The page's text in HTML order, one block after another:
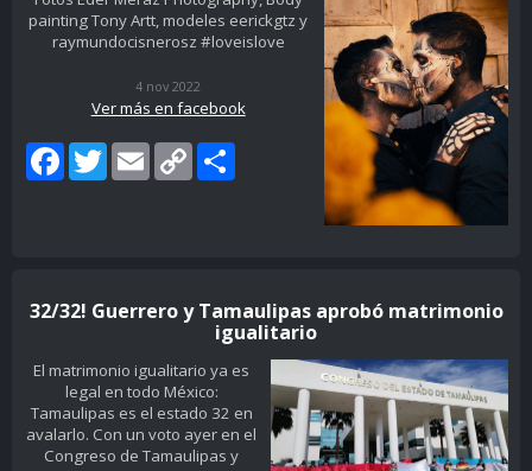
painting Tony Artt, modeles eerickgtz y
raymundocisnerosz #loveislove
4 nov 2022
Ver más en facebook
FacebookTwitterEmail Copy
Link
32/32! Guerrero y Tamaulipas aprobó matrimonio
igualitario
El matrimonio igualitario ya es
legal en todo México:
Tamaulipas es el estado 32 en
avalarlo. Con un voto ayer en el
Congreso de Tamaulipas y